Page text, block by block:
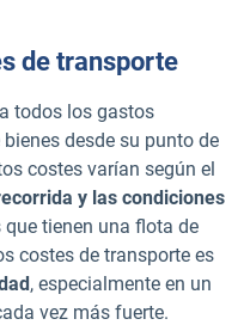
de transporte
todos los gastos
desde su punto de
costes varían según el
y las condiciones
que tienen una flota de
costes de transporte es
, especialmente en un
vez más fuerte.